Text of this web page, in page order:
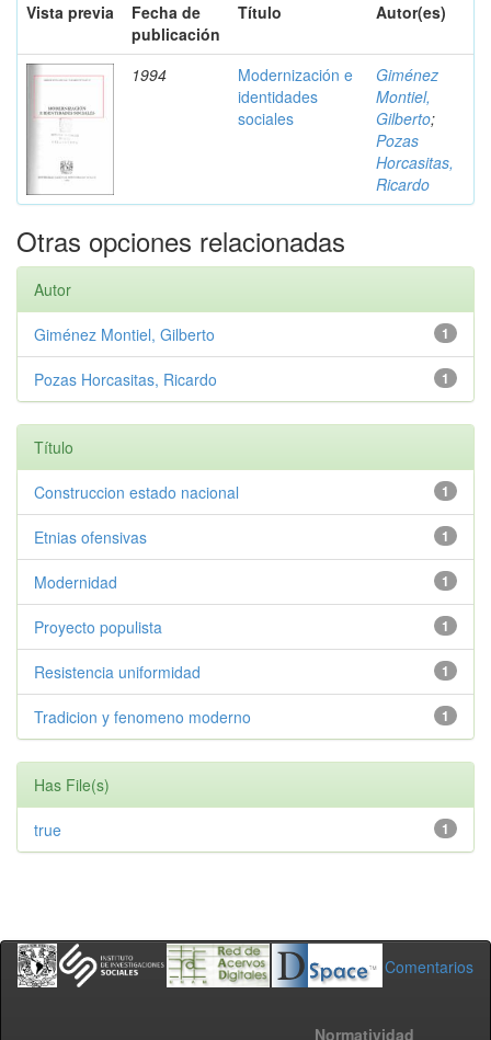
Vista previa
Fecha de
publicación
Título Autor(es)
1994
Modernización e
identidades
sociales
Giménez
Montiel,
Gilberto;
Pozas
Horcasitas,
Ricardo
Otras opciones relacionadas
Autor
1
Giménez Montiel, Gilberto
1
Pozas Horcasitas, Ricardo
Título
1
Construccion estado nacional
1
Etnias ofensivas
1
Modernidad
1
Proyecto populista
1
Resistencia uniformidad
1
Tradicion y fenomeno moderno
Has File(s)
1
true
Comentarios
Normatividad